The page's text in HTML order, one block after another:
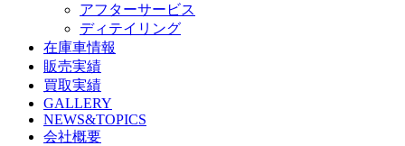
アフターサービス
ディテイリング
在庫車情報
販売実績
買取実績
GALLERY
NEWS&TOPICS
会社概要